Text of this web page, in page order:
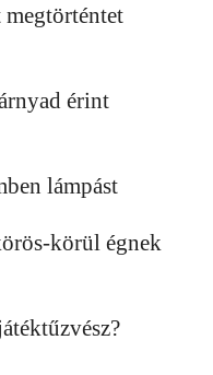
érint
lámpást
körül égnek